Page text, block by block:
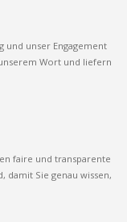
und unser Engagement
Wort und liefern
faire und transparente
damit Sie genau wissen,